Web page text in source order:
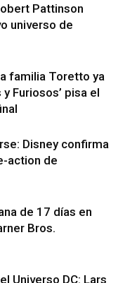
Pattinson
universo de
familia Toretto ya
Furiosos’ pisa el
Disney confirma
action de
de 17 días en
Bros.
Universo DC: Lars